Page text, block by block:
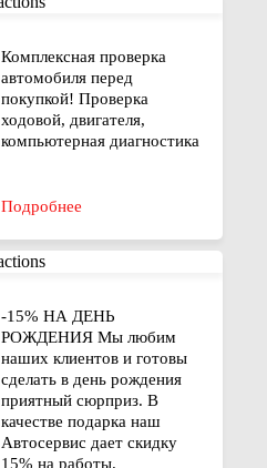
Комплексная проверка
автомобиля перед
покупкой! Проверка
ходовой, двигателя,
компьютерная диагностика
Подробнее
-15% НА ДЕНЬ
РОЖДЕНИЯ Мы любим
наших клиентов и готовы
сделать в день рождения
приятный сюрприз. В
качестве подарка наш
Автосервис дает скидку
15% на работы.